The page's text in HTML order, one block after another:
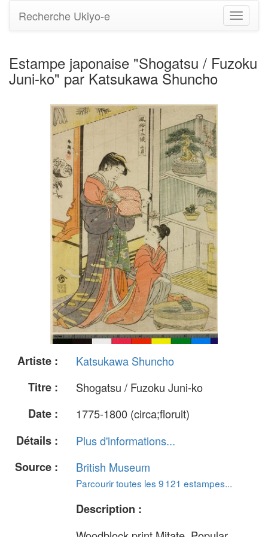
Basculer
la
Recherche Ukiyo-e
Estampe japonaise "Shogatsu / Fuzoku
Juni-ko" par Katsukawa Shuncho
Artiste :
Katsukawa Shuncho
Titre :
Shogatsu / Fuzoku Juni-ko
Date :
1775-1800 (circa;floruit)
Détails :
Plus d'informations...
Source :
British Museum
Parcourir toutes les 9 121 estampes...
Description :